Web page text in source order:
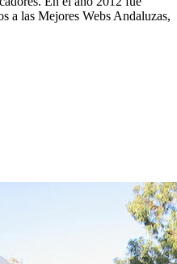
a las Mejores Webs Andaluzas,